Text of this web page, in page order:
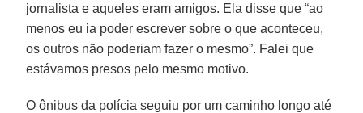
jornalista e aqueles eram amigos. Ela disse que “ao
menos eu ia poder escrever sobre o que aconteceu,
os outros não poderiam fazer o mesmo”. Falei que
estávamos presos pelo mesmo motivo.
O ônibus da polícia seguiu por um caminho longo até